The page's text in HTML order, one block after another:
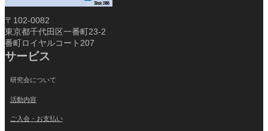
〒102-0082
東京都千代田区一番町23-2
番町ロイヤルコート207
サービス
研究会について
活動内容
ご入会・お支払い